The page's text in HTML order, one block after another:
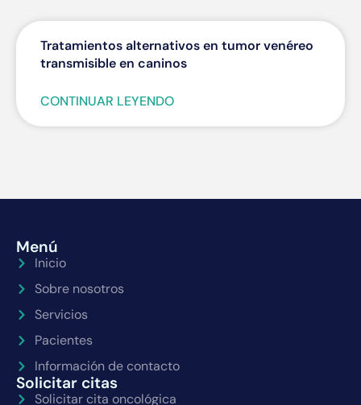
Tratamientos alternativos en tumor venéreo
transmisible en caninos
CONTINUAR LEYENDO
Menú
Inicio
Sobre nosotros
Servicios
Pacientes
Información de contacto
Solicitar citas
Solicitar cita oncológica